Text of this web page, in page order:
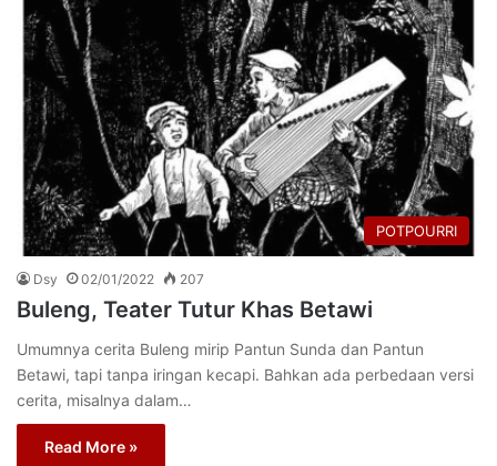
POTPOURRI
Dsy 02/01/2022 207
Buleng, Teater Tutur Khas Betawi
Umumnya cerita Buleng mirip Pantun Sunda dan Pantun
Betawi, tapi tanpa iringan kecapi. Bahkan ada perbedaan versi
cerita, misalnya dalam…
Read More »